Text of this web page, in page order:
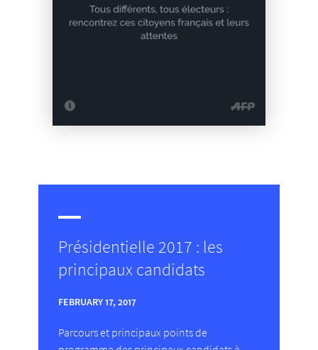
Présidentielle 2017 : les
principaux candidats
FEBRUARY 17, 2017
Parcours et principaux points de